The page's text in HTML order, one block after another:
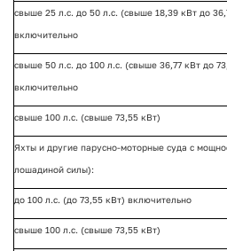
свыше 25 л.с. до 50 л.с. (свыше 18,39 кВт до
включительно
свыше 50 л.с. до 100 л.с. (свыше 36,77 кВт до
включительно
свыше 100 л.с. (свыше 73,55 кВт)
Яхты и другие парусно-моторные суда с
лошадиной силы):
до 100 л.с. (до 73,55 кВт) включительно
свыше 100 л.с. (свыше 73,55 кВт)